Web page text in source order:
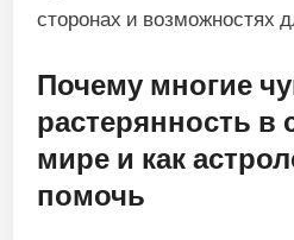
сторонах и возможностях
Почему многие
растерянность в
мире и как
помочь